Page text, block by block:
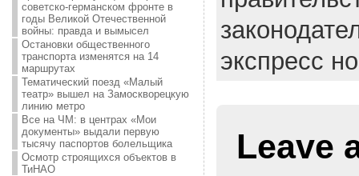
советско-германском фронте в
годы Великой Отечественной
войны: правда и вымысел
Остановки общественного
транспорта изменятся на 14
маршрутах
Тематический поезд «Малый
театр» вышел на Замоскворецкую
линию метро
Все на ЧМ: в центрах «Мои
документы» выдали первую
тысячу паспортов болельщика
Осмотр строящихся объектов в
ТиНАО
экспресс
Leave